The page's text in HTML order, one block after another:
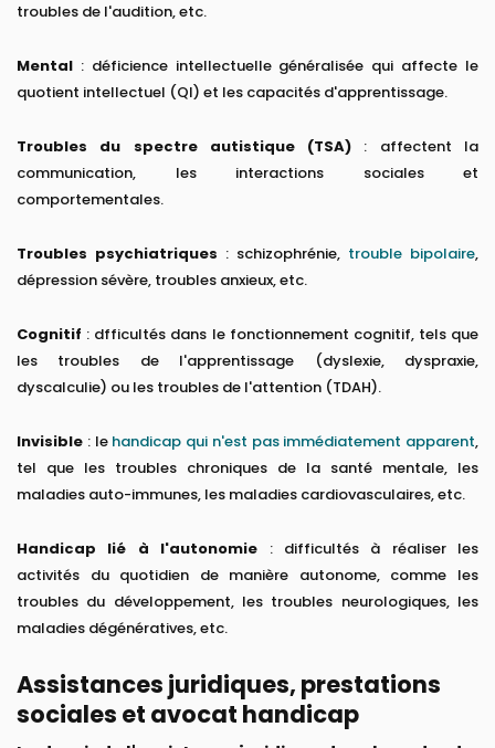
troubles de l'audition, etc.
Mental : déficience intellectuelle généralisée qui affecte le
quotient intellectuel (QI) et les capacités d'apprentissage.
Troubles du spectre autistique (TSA) : affectent la
communication, les interactions sociales et
comportementales.
Troubles psychiatriques : schizophrénie, trouble bipolaire,
dépression sévère, troubles anxieux, etc.
Cognitif : dfficultés dans le fonctionnement cognitif, tels que
les troubles de l'apprentissage (dyslexie, dyspraxie,
dyscalculie) ou les troubles de l'attention (TDAH).
Invisible : le handicap qui n'est pas immédiatement apparent,
tel que les troubles chroniques de la santé mentale, les
maladies auto-immunes, les maladies cardiovasculaires, etc.
Handicap lié à l'autonomie : difficultés à réaliser les
activités du quotidien de manière autonome, comme les
troubles du développement, les troubles neurologiques, les
maladies dégénératives, etc.
Assistances juridiques, prestations
sociales et avocat handicap